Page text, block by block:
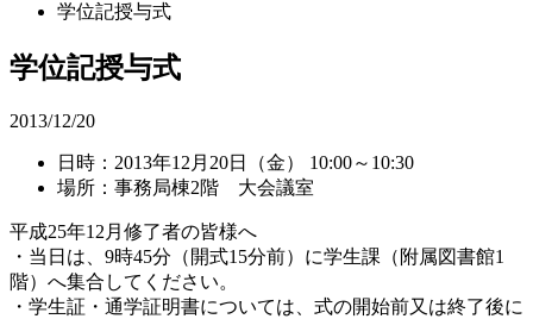
学位記授与式
学位記授与式
2013/12/20
日時：2013年12月20日（金） 10:00～10:30
場所：事務局棟2階 大会議室
平成25年12月修了者の皆様へ
・当日は、9時45分（開式15分前）に学生課（附属図書館1
階）へ集合してください。
・学生証・通学証明書については、式の開始前又は終了後に